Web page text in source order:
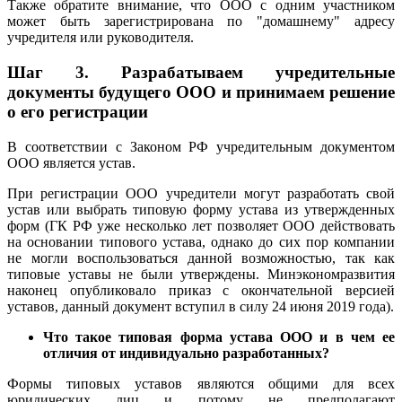
Также обратите внимание, что ООО с одним участником
может быть зарегистрирована по "домашнему" адресу
учредителя или руководителя.
Шаг 3. Разрабатываем учредительные
документы будущего ООО и принимаем решение
о его регистрации
В соответствии с Законом РФ учредительным документом
ООО является устав.
При регистрации ООО учредители могут разработать свой
устав или выбрать типовую форму устава из утвержденных
форм (ГК РФ уже несколько лет позволяет ООО действовать
на основании типового устава, однако до сих пор компании
не могли воспользоваться данной возможностью, так как
типовые уставы не были утверждены. Минэкономразвития
наконец опубликовало приказ с окончательной версией
уставов, данный документ вступил в силу 24 июня 2019 года).
Что такое типовая форма устава ООО и в чем ее
отличия от индивидуально разработанных?
Формы типовых уставов являются общими для всех